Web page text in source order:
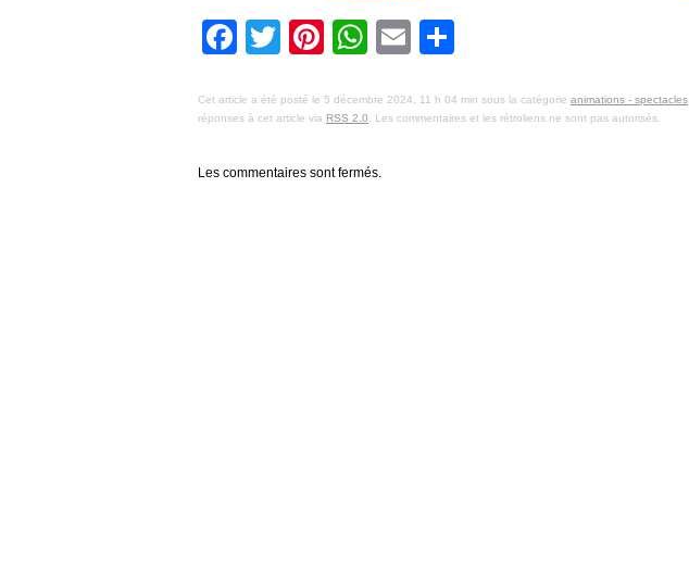
Facebook
TwitterPinterest
WhatsApp
Email
Cet article a été posté le 5 décembre 2024, 11 h 04 min sous la catégorie animations - spectacles
réponses à cet article via RSS 2.0 . Les commentaires et les rétroliens ne sont pas autorisés.
Les commentaires sont fermés.